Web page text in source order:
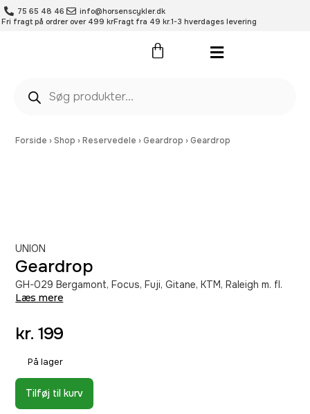
75 65 48 46
info@horsenscykler.dk
Fri fragt på ordrer over 499 krFragt fra 49 kr.1-3 hverdages levering
Forside ›Shop ›Reservedele ›Geardrop ›Geardrop
UNION
Geardrop
GH-029 Bergamont, Focus, Fuji, Gitane, KTM, Raleigh m. fl.
Læs mere
kr. 199
På lager
Tilføj til kurv